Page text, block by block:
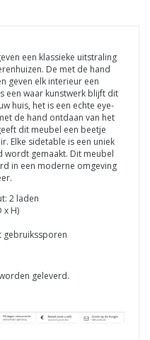
een klassieke uitstraling
De met de hand
geven elk interieur een
een waar kunstwerk blijft dit
huis, het is een echte eye-
de hand ontdaan van het
dit meubel een beetje
Elke sidetable is een uniek
wordt gemaakt. Dit meubel
in een moderne omgeving
2 laden
x H)
gebruikssporen
geleverd.